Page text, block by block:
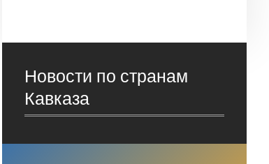
Новости по странам
Кавказа